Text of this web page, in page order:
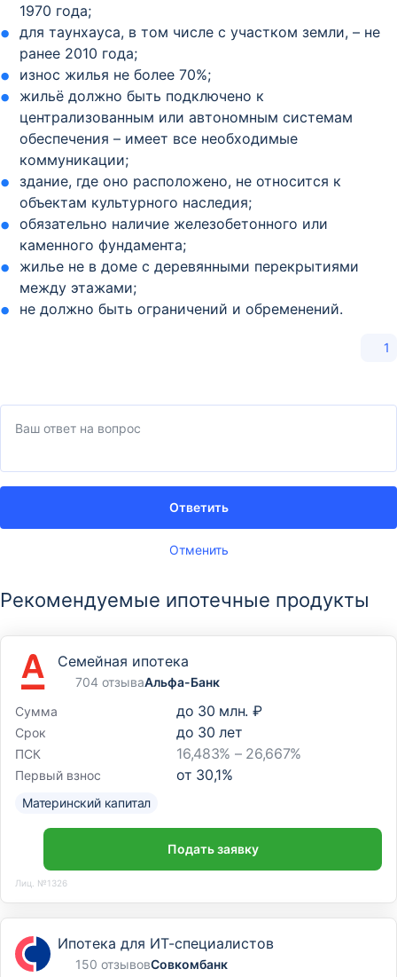
1970 года;
для таунхауса, в том числе с участком земли, – не
ранее 2010 года;
износ жилья не более 70%;
жильё должно быть подключено к
централизованным или автономным системам
обеспечения – имеет все необходимые
коммуникации;
здание, где оно расположено, не относится к
объектам культурного наследия;
обязательно наличие железобетонного или
каменного фундамента;
жилье не в доме с деревянными перекрытиями
между этажами;
не должно быть ограничений и обременений.
1
Отменить
Ответить
Рекомендуемые ипотечные продукты
Семейная ипотека
704 отзываАльфа-Банк
Сумма
до 30 млн. ₽
Срок до 30 лет
ПСК 16,483% – 26,667%
Первый взнос от 30,1%
Материнский капитал
Подать заявку
Лиц. №1326
Ипотека для ИТ-специалистов
150 отзывовСовкомбанк